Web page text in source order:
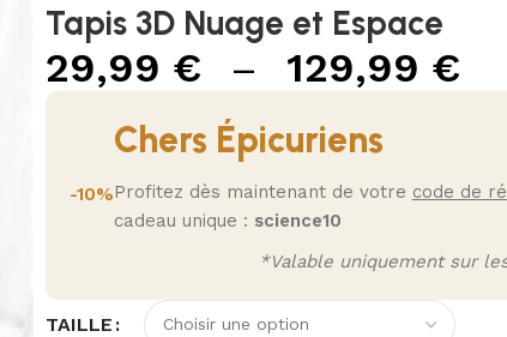
Tapis 3D Nuage et Espace
29,99 € – 129,99 €
-10%
Chers Épicuriens
Profitez dès maintenant de votre code de
cadeau unique : science10
*Valable uniquement sur
TAILLE